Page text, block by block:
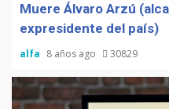
Muere Álvaro Arzú
expresidente del país)
alfa 8 años ago 30829